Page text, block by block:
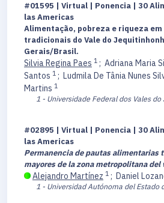
#01595 | Virtual | Ponencia | 30
las Americas
Alimentação, pobreza e riqueza
tradicionais do Vale do
Gerais/Brasil.
Silvia Regina Paes 1 ; Adriana Maria
Santos 1 ; Ludmila De Tânia Nunes
Martins 1
1 - Universidade Federal dos Vales
#02895 | Virtual | Ponencia | 30
las Americas
Permanencia de pautas alimentarias
mayores de la zona metropolitana del
Alejandro Martínez 1 ; Daniel
1 - Universidad Autónoma del Estado